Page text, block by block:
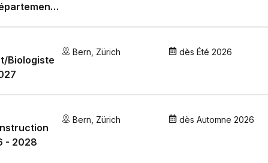
2028
Biologiste
Bern Zürich dès Été 2026
- 2028
Bern Zürich dès Automne 2026